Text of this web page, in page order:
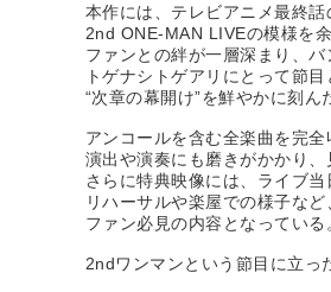
本作には、テレビアニメ最終
2nd ONE-MAN LIVEの模様を
ファンとの絆が一層深まり、
トゲナシトゲアリにとって節
“次章の幕開け”を鮮やかに刻ん
アンコールを含む全楽曲を完
演出や演奏にも磨きがかかり
さらに特典映像には、ライブ
リハーサルや楽屋での様子な
ファン必見の内容となっている
2ndワンマンという節目に立っ